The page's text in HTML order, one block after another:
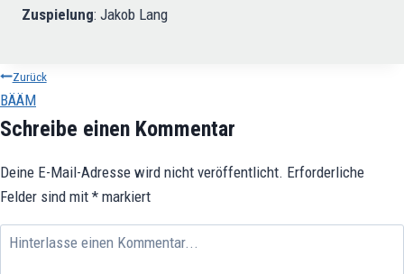
Zuspielung: Jakob Lang
Beitragsnavigation
Zurück
BÄÄM
Schreibe einen Kommentar
Deine E-Mail-Adresse wird nicht veröffentlicht. Erforderliche
Felder sind mit * markiert